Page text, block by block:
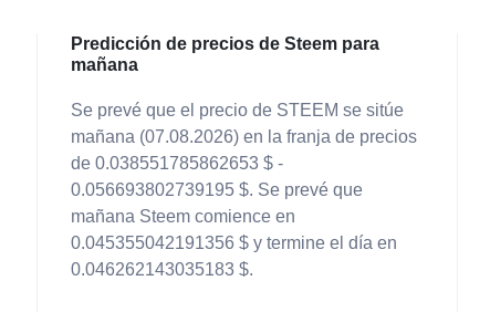
Predicción de precios de Steem para
mañana
Se prevé que el precio de STEEM se sitúe
mañana (07.08.2026) en la franja de precios
de 0.038551785862653 $ -
0.056693802739195 $. Se prevé que
mañana Steem comience en
0.045355042191356 $ y termine el día en
0.046262143035183 $.